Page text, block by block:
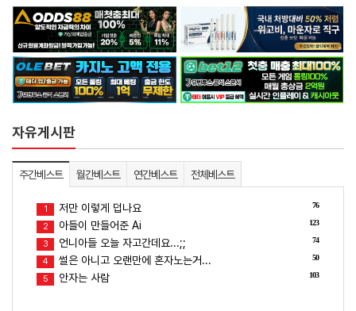
자유게시판
주간베스트 월간베스트 연간베스트 전체베스트
76
1 저만 이렇게 덥나요
123
2 아들이 만들어준 Ai
74
3 언니아들 오늘 자고간데요...;;
50
4 썰은 아니고 오랜만에 혼자노는거...
103
5 안자는 사람